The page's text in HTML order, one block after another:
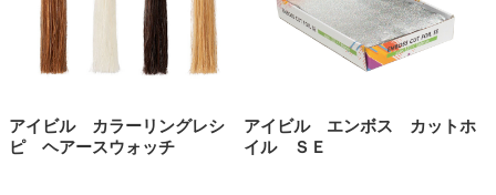
アイビル カラーリングレシ
ピ ヘアースウォッチ
アイビル エンボス カットホ
イル ＳＥ